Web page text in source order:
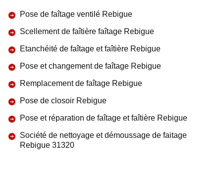
Pose de faîtage ventilé Rebigue
Scellement de faîtière faîtage Rebigue
Etanchéité de faîtage et faîtière Rebigue
Pose et changement de faîtage Rebigue
Remplacement de faîtage Rebigue
Pose de closoir Rebigue
Pose et réparation de faîtage et faîtière Rebigue
Société de nettoyage et démoussage de faitage
Rebigue 31320